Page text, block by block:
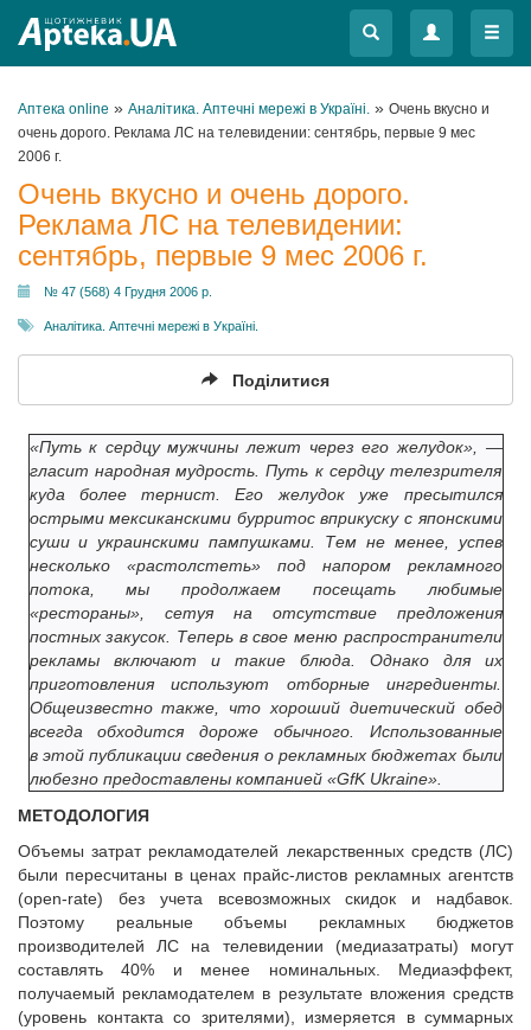
Меню
Меню
Аптека online » Аналітика. Аптечні мережі в Україні. » Очень вкусно и
очень дорого. Реклама ЛС на телевидении: сентябрь, первые 9 мес
2006 г.
Очень вкусно и очень дорого.
Реклама ЛС на телевидении:
сентябрь, первые 9 мес 2006 г.
№ 47 (568) 4 Грудня 2006 р.
Аналітика. Аптечні мережі в Україні.
Поділитися
«Путь к сердцу мужчины лежит через его желудок», —
гласит народная мудрость. Путь к сердцу телезрителя
куда более тернист. Его желудок уже пресытился
острыми мексиканскими бурритос вприкуску с японскими
суши и украинскими пампушками. Тем не менее, успев
несколько «растолстеть» под напором рекламного
потока, мы продолжаем посещать любимые
«рестораны», сетуя на отсутствие предложения
постных закусок. Теперь в свое меню распространители
рекламы включают и такие блюда. Однако для их
приготовления используют отборные ингредиенты.
Общеизвестно также, что хороший диетический обед
всегда обходится дороже обычного. Использованные
в этой публикации сведения о рекламных бюджетах были
любезно предоставлены компанией «GfK Ukraine».
МЕТОДОЛОГИЯ
Объемы затрат рекламодателей лекарственных средств (ЛС)
были пересчитаны в ценах прайс-листов рекламных агентств
(open-rate) без учета всевозможных скидок и надбавок.
Поэтому реальные объемы рекламных бюджетов
производителей ЛС на телевидении (медиазатраты) могут
составлять 40% и менее номинальных. Медиаэффект,
получаемый рекламодателем в результате вложения средств
(уровень контакта со зрителями), измеряется в суммарных